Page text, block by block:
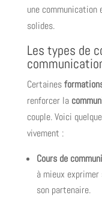
une communication
solides.
Les types de
Certaines
renforcer la
couple. Voici
vivement :
Cours de
à mieux
son partenaire.